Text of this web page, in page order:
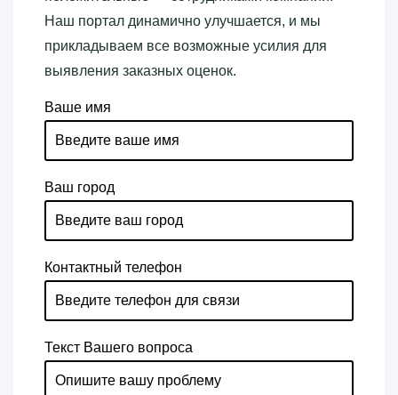
Наш портал динамично улучшается, и мы
прикладываем все возможные усилия для
выявления заказных оценок.
Ваше имя
Ваш город
Контактный телефон
Текст Вашего вопроса